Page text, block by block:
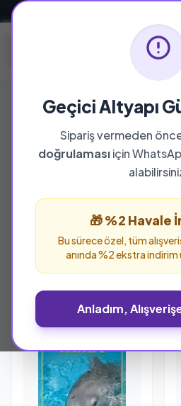
Geçici Altyapı
Sipariş vermeden
doğrulamasıiçin
🎁 %2 Havale
Bu sürece özel, tüm
anında %2 ekstra
Anladım,
YAYINEVI
Pozitif
Pozitif Yayınları
sayfada inceleyebilir ve